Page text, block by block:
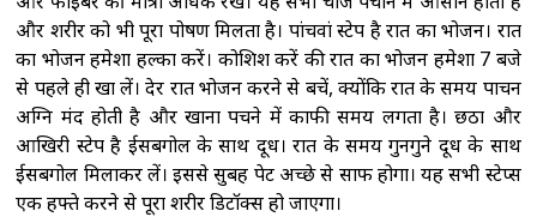
और शरीर को भी पूरा पोषण मिलता है। पांचवां स्टेप है रात का भोजन। रात
का भोजन हमेशा हल्का करें। कोशिश करें की रात का भोजन हमेशा 7 बजे
से पहले ही खा लें। देर रात भोजन करने से बचें, क्योंकि रात के समय पाचन
अग्नि मंद होती है और खाना पचने में काफी समय लगता है। छठा और
आखिरी स्टेप है ईसबगोल के साथ दूध। रात के समय गुनगुने दूध के साथ
ईसबगोल मिलाकर लें। इससे सुबह पेट अच्छे से साफ होगा। यह सभी स्टेप्स
एक हफ्ते करने से पूरा शरीर डिटॉक्स हो जाएगा।